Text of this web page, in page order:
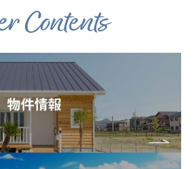
Contents